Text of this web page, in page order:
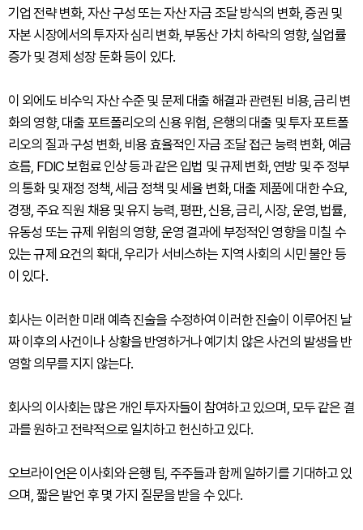
기업 전략 변화, 자산 구성 또는 자산 자금 조달 방식의 변화, 증권 및
자본 시장에서의 투자자 심리 변화, 부동산 가치 하락의 영향, 실업률
증가 및 경제 성장 둔화 등이 있다.
이 외에도 비수익 자산 수준 및 문제 대출 해결과 관련된 비용, 금리 변
화의 영향, 대출 포트폴리오의 신용 위험, 은행의 대출 및 투자 포트폴
리오의 질과 구성 변화, 비용 효율적인 자금 조달 접근 능력 변화, 예금
흐름, FDIC 보험료 인상 등과 같은 입법 및 규제 변화, 연방 및 주 정부
의 통화 및 재정 정책, 세금 정책 및 세율 변화, 대출 제품에 대한 수요,
경쟁, 주요 직원 채용 및 유지 능력, 평판, 신용, 금리, 시장, 운영, 법률,
유동성 또는 규제 위험의 영향, 운영 결과에 부정적인 영향을 미칠 수
있는 규제 요건의 확대, 우리가 서비스하는 지역 사회의 시민 불안 등
이 있다.
회사는 이러한 미래 예측 진술을 수정하여 이러한 진술이 이루어진 날
짜 이후의 사건이나 상황을 반영하거나 예기치 않은 사건의 발생을 반
영할 의무를 지지 않는다.
회사의 이사회는 많은 개인 투자자들이 참여하고 있으며, 모두 같은 결
과를 원하고 전략적으로 일치하고 헌신하고 있다.
오브라이언은 이사회와 은행 팀, 주주들과 함께 일하기를 기대하고 있
으며, 짧은 발언 후 몇 가지 질문을 받을 수 있다.